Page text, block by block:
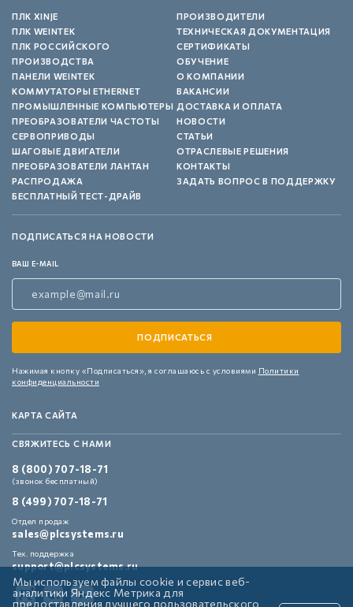
ПЛК XINJE
ПЛК WEINTEK
ПЛК РОССИЙСКОГО
ПРОИЗВОДСТВА
ПАНЕЛИ WEINTEK
КОММУТАТОРЫ ETHERNET
ПРОМЫШЛЕННЫЕ КОМПЬЮТЕРЫ
ПРЕОБРАЗОВАТЕЛИ ЧАСТОТЫ
СЕРВОПРИВОДЫ
ШАГОВЫЕ ДВИГАТЕЛИ
ПРЕОБРАЗОВАТЕЛИ ЛАНТАН
РАСПРОДАЖА
БЕСПЛАТНЫЙ ТЕСТ-ДРАЙВ
ПРОИЗВОДИТЕЛИ
ТЕХНИЧЕСКАЯ ДОКУМЕНТАЦИЯ
СЕРТИФИКАТЫ
ОБУЧЕНИЕ
О КОМПАНИИ
ВАКАНСИИ
ДОСТАВКА И ОПЛАТА
НОВОСТИ
СТАТЬИ
ОТРАСЛЕВЫЕ РЕШЕНИЯ
КОНТАКТЫ
ЗАДАТЬ ВОПРОС В ПОДДЕРЖКУ
ПОДПИСАТЬСЯ НА НОВОСТИ
ВАШ E-MAIL
Нажимая кнопку «Подписаться», я соглашаюсь с условиями Политики
конфиденциальности
КАРТА САЙТА
СВЯЖИТЕСЬ С НАМИ
8 (800) 707-18-71
(звонок бесплатный)
8 (499) 707-18-71
Отдел продаж
sales@plcsystems.ru
Тех. поддержка
support@plcsystems.ru
Мы используем файлы cookie и сервис веб-
аналитики Яндекс Метрика для
предоставления лучшего пользовательского